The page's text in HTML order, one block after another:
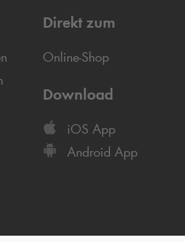
Direkt zum
Online-Shop
Download
iOS App
Android App